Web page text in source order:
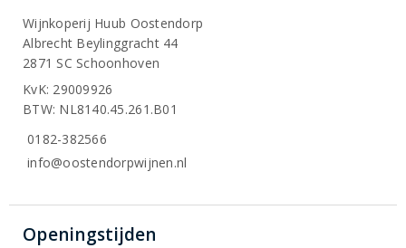
Wijnkoperij Huub Oostendorp
Albrecht Beylinggracht 44
2871 SC Schoonhoven
KvK: 29009926
BTW: NL8140.45.261.B01
0182-382566
info@oostendorpwijnen.nl
Openingstijden